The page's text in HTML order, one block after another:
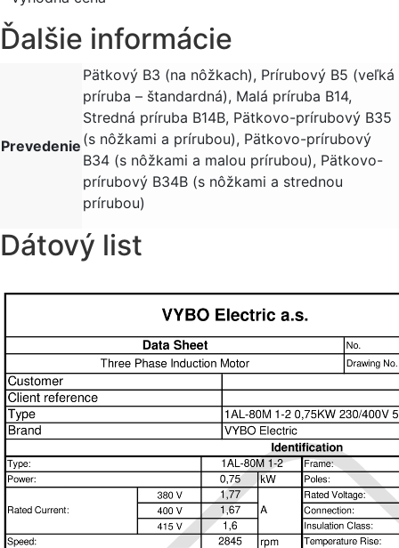
Ďalšie informácie
Prevedenie
Pätkový B3 (na nôžkach), Prírubový B5 (veľká
príruba – štandardná), Malá príruba B14,
Stredná príruba B14B, Pätkovo-prírubový B35
(s nôžkami a prírubou), Pätkovo-prírubový
B34 (s nôžkami a malou prírubou), Pätkovo-
prírubový B34B (s nôžkami a strednou
prírubou)
Dátový list